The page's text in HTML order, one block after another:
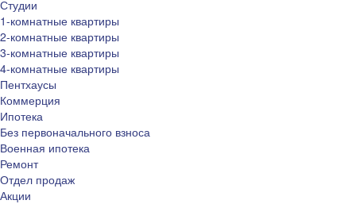
Студии
1-комнатные квартиры
2-комнатные квартиры
3-комнатные квартиры
4-комнатные квартиры
Пентхаусы
Коммерция
Ипотека
Без первоначального взноса
Военная ипотека
Ремонт
Отдел продаж
Акции